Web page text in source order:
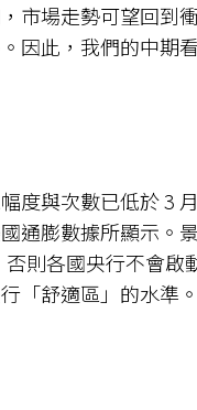
市場走勢可望回到
因此，我們的中期
度與次數已低於 3
通膨數據所顯示。
則各國央行不會啟
「舒適區」的水準